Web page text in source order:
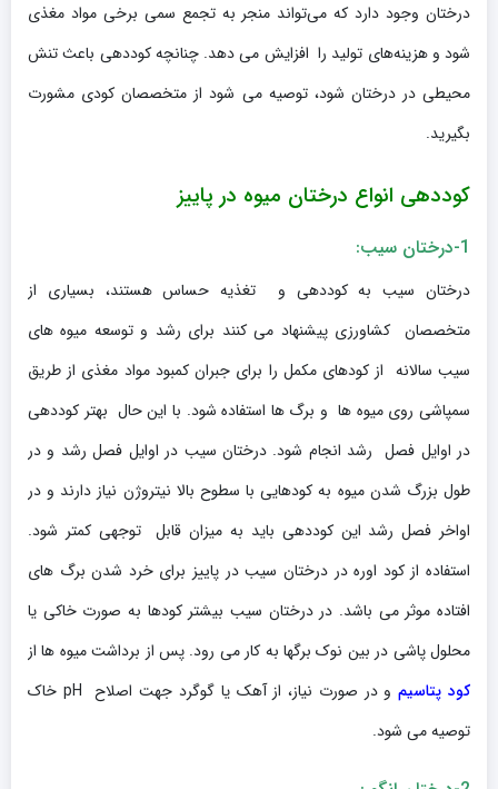
درختان وجود دارد که می‌تواند منجر به تجمع سمی برخی مواد مغذی
شود و هزینه‌های تولید را افزایش می دهد. چنانچه کوددهی باعث تنش
محیطی در درختان شود، توصیه می شود از متخصصان کودی مشورت
بگیرید.
کوددهی انواع درختان میوه در پاییز
1-درختان سیب:
درختان سیب به کوددهی و تغذیه حساس هستند، بسیاری از
متخصصان کشاورزی پیشنهاد می کنند برای رشد و توسعه میوه های
سیب سالانه از کودهای مکمل را برای جبران کمبود مواد مغذی از طریق
سمپاشی روی میوه ها و برگ ها استفاده شود. با این حال بهتر کوددهی
در اوایل فصل رشد انجام شود. درختان سیب در اوایل فصل رشد و در
طول بزرگ شدن میوه به کودهایی با سطوح بالا نیتروژن نیاز دارند و در
اواخر فصل رشد این کوددهی باید به میزان قابل توجهی کمتر شود.
استفاده از کود اوره در درختان سیب در پاییز برای خرد شدن برگ های
افتاده موثر می باشد. در درختان سیب بیشتر کودها به صورت خاکی یا
محلول پاشی در بین نوک برگها به کار می رود. پس از برداشت میوه ها از
کود پتاسیم
و در صورت نیاز، از آهک یا گوگرد جهت اصلاح pH خاک
توصیه می شود.